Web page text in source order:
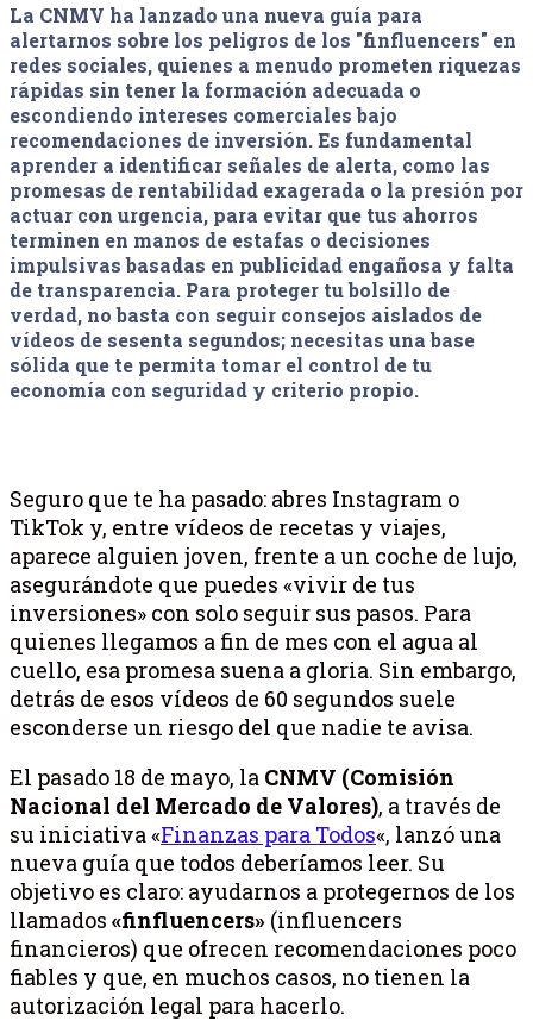
La CNMV ha lanzado una nueva guía para
alertarnos sobre los peligros de los "finfluencers" en
redes sociales, quienes a menudo prometen riquezas
rápidas sin tener la formación adecuada o
escondiendo intereses comerciales bajo
recomendaciones de inversión. Es fundamental
aprender a identificar señales de alerta, como las
promesas de rentabilidad exagerada o la presión por
actuar con urgencia, para evitar que tus ahorros
terminen en manos de estafas o decisiones
impulsivas basadas en publicidad engañosa y falta
de transparencia. Para proteger tu bolsillo de
verdad, no basta con seguir consejos aislados de
vídeos de sesenta segundos; necesitas una base
sólida que te permita tomar el control de tu
economía con seguridad y criterio propio.
Seguro que te ha pasado: abres Instagram o
TikTok y, entre vídeos de recetas y viajes,
aparece alguien joven, frente a un coche de lujo,
asegurándote que puedes «vivir de tus
inversiones» con solo seguir sus pasos. Para
quienes llegamos a fin de mes con el agua al
cuello, esa promesa suena a gloria. Sin embargo,
detrás de esos vídeos de 60 segundos suele
esconderse un riesgo del que nadie te avisa.
El pasado 18 de mayo, la CNMV (Comisión
Nacional del Mercado de Valores), a través de
su iniciativa «Finanzas para Todos«, lanzó una
nueva guía que todos deberíamos leer. Su
objetivo es claro: ayudarnos a protegernos de los
llamados «finfluencers» (influencers
financieros) que ofrecen recomendaciones poco
fiables y que, en muchos casos, no tienen la
autorización legal para hacerlo.